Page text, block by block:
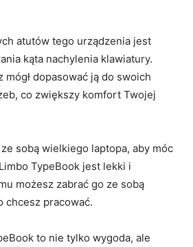
atutów tego urządzenia‌ jest
‌kąta ​nachylenia klawiatury.
‍dopasować⁤ ją do swoich⁣
⁢co zwiększy komfort Twojej
sobą wielkiego‍ laptopa, aby móc
TypeBook jest lekki ‍i
możesz ‍zabrać⁣ go ze sobą
chcesz pracować.
to nie tylko wygoda, ale